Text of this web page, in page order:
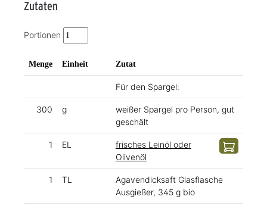
Zutaten
Portionen
Menge Einheit Zutat
Für den Spargel:
300 g
weißer Spargel pro Person, gut
geschält
1 EL
frisches Leinöl oder
Olivenöl
1 TL
Agavendicksaft Glasflasche
Ausgießer, 345 g bio